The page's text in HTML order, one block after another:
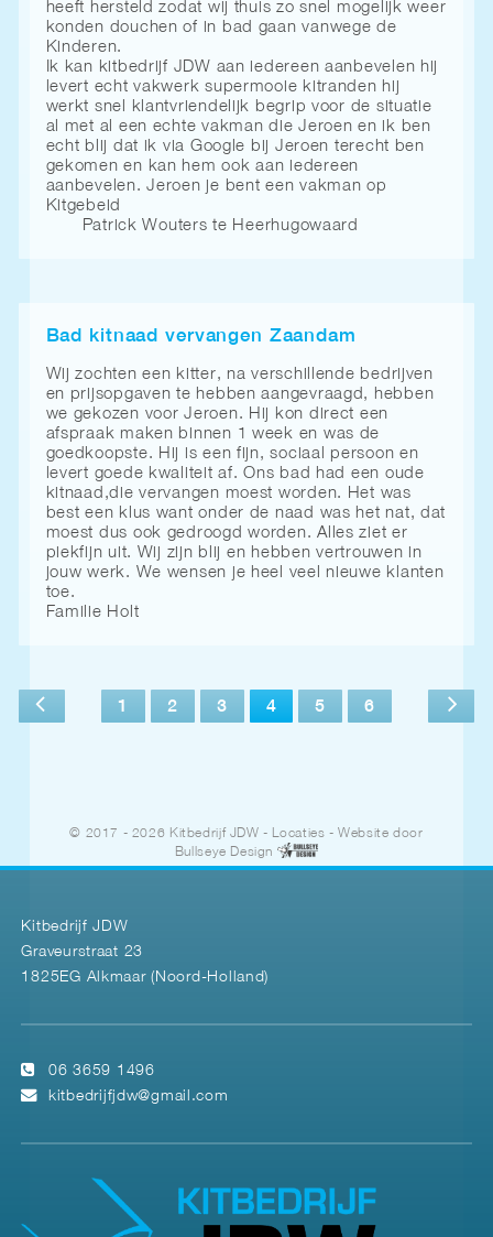
heeft hersteld zodat wij thuis zo snel mogelijk weer
konden douchen of in bad gaan vanwege de
Kinderen.
Ik kan kitbedrijf JDW aan iedereen aanbevelen hij
levert echt vakwerk supermooie kitranden hij
werkt snel klantvriendelijk begrip voor de situatie
al met al een echte vakman die Jeroen en ik ben
echt blij dat ik via Google bij Jeroen terecht ben
gekomen en kan hem ook aan iedereen
aanbevelen. Jeroen je bent een vakman op
Kitgebeid
Patrick Wouters te Heerhugowaard
Bad kitnaad vervangen Zaandam
Wij zochten een kitter, na verschillende bedrijven
en prijsopgaven te hebben aangevraagd, hebben
we gekozen voor Jeroen. Hij kon direct een
afspraak maken binnen 1 week en was de
goedkoopste. Hij is een fijn, sociaal persoon en
levert goede kwaliteit af. Ons bad had een oude
kitnaad,die vervangen moest worden. Het was
best een klus want onder de naad was het nat, dat
moest dus ook gedroogd worden. Alles ziet er
piekfijn uit. Wij zijn blij en hebben vertrouwen in
jouw werk. We wensen je heel veel nieuwe klanten
toe.
Familie Holt
1 2 3 4 5 6
© 2017 - 2026 Kitbedrijf JDW- Locaties - Website door
Bullseye Design
Kitbedrijf JDW
Graveurstraat 23
1825EG Alkmaar (Noord-Holland)
06 3659 1496
kitbedrijfjdw@gmail.com